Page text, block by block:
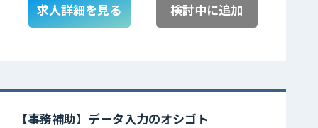
求人詳細を見る 検討中に追加
【事務補助】データ入力のオシゴト